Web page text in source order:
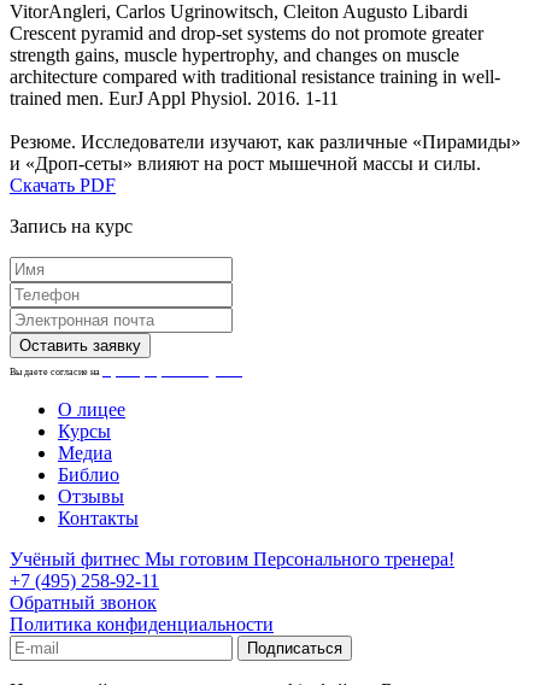
VitorAngleri, Carlos Ugrinowitsch, Cleiton Augusto Libardi
Crescent pyramid and drop-set systems do not promote greater
strength gains, muscle hypertrophy, and changes on muscle
architecture compared with traditional resistance training in well-
trained men. EurJ Appl Physiol. 2016. 1-11
Резюме. Исследователи изучают, как различные «Пирамиды»
и «Дроп-сеты» влияют на рост мышечной массы и силы.
Скачать PDF
Запись на курс
Вы даете согласие на
О лицее
Курсы
Медиа
Библио
Отзывы
Контакты
Учёный фитнес Мы готовим Персонального тренера!
+7 (495) 258-92-11
Обратный звонок
Политика конфиденциальности